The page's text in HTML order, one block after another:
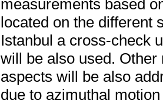
measurements based
located on the different
Istanbul a cross-check
will be also used.
aspects will be also
due to azimuthal